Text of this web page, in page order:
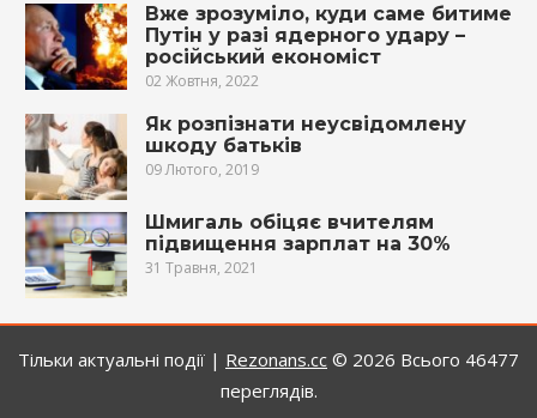
Вже зрозуміло, куди саме битиме
Путін у разі ядерного удару –
російський економіст
02 Жовтня, 2022
Як розпізнати неусвідомлену
шкоду батьків
09 Лютого, 2019
Шмигаль обіцяє вчителям
підвищення зарплат на 30%
31 Травня, 2021
Тільки актуальні події | Rezonans.сс © 2026 Всього 46477
переглядів.